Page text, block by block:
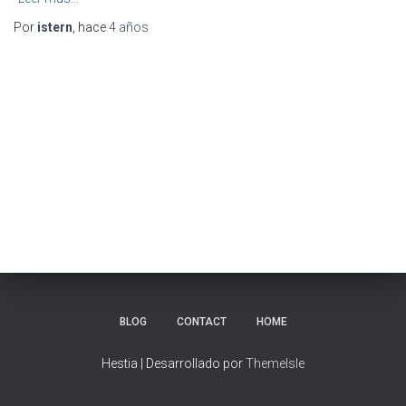
Por istern , hace4 años
BLOG CONTACT HOME
Hestia | Desarrollado porThemeIsle